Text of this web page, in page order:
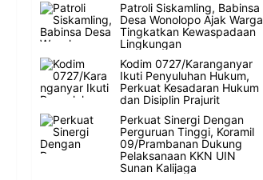
Patroli Siskamling, Babinsa
Desa Wonolopo Ajak Warga
Tingkatkan Kewaspadaan
Lingkungan
Kodim 0727/Karanganyar
Ikuti Penyuluhan Hukum,
Perkuat Kesadaran Hukum
dan Disiplin Prajurit
Perkuat Sinergi Dengan
Perguruan Tinggi, Koramil
09/Prambanan Dukung
Pelaksanaan KKN UIN
Sunan Kalijaga